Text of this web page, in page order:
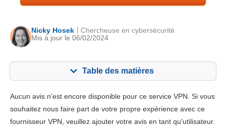
Nicky Hosek
Mis à jour le 06/02/2024
Chercheuse en cybersécurité
Table des matières
Fonctionnalités principales 4.4
Installation et Apps 6.0
Aucun avis n'est encore disponible pour ce service VPN. Si vous
souhaitez nous faire part de votre propre expérience avec ce
fournisseur VPN, veuillez ajouter votre avis en tant qu'utilisateur.